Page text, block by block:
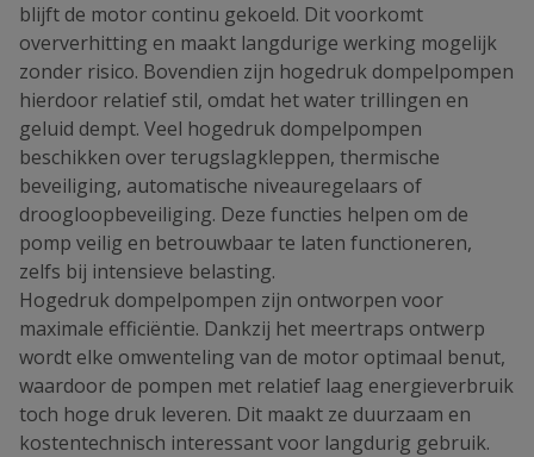
blijft de motor continu gekoeld. Dit voorkomt
oververhitting en maakt langdurige werking mogelijk
zonder risico. Bovendien zijn hogedruk dompelpompen
hierdoor relatief stil, omdat het water trillingen en
geluid dempt. Veel hogedruk dompelpompen
beschikken over terugslagkleppen, thermische
beveiliging, automatische niveauregelaars of
droogloopbeveiliging. Deze functies helpen om de
pomp veilig en betrouwbaar te laten functioneren,
zelfs bij intensieve belasting.
Hogedruk dompelpompen zijn ontworpen voor
maximale efficiëntie. Dankzij het meertraps ontwerp
wordt elke omwenteling van de motor optimaal benut,
waardoor de pompen met relatief laag energieverbruik
toch hoge druk leveren. Dit maakt ze duurzaam en
kostentechnisch interessant voor langdurig gebruik.